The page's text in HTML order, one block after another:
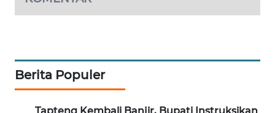
Berita Populer
Tapteng Kembali Banjir, Bupati Instruksikan
FORJASIDA
NEWS
SITUNGIR
NEWS